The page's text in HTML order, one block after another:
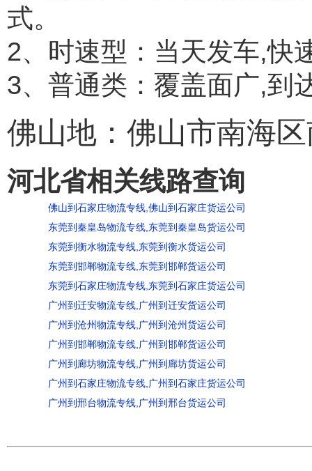
式。
2、时速型：当天发车,快
3、普通类：覆盖面广,到
佛山地：佛山市南海
河北省相关线路查询
佛山到石家庄物流专线,佛山到石家庄货运公司
东莞到秦皇岛物流专线,东莞到秦皇岛货运公司
东莞到衡水物流专线,东莞到衡水货运公司
东莞到邯郸物流专线,东莞到邯郸货运公司
东莞到石家庄物流专线,东莞到石家庄货运公司
广州到迁安物流专线,广州到迁安货运公司
广州到沧州物流专线,广州到沧州货运公司
广州到邯郸物流专线,广州到邯郸货运公司
广州到廊坊物流专线,广州到廊坊货运公司
广州到石家庄物流专线,广州到石家庄货运公司
广州到邢台物流专线,广州到邢台货运公司